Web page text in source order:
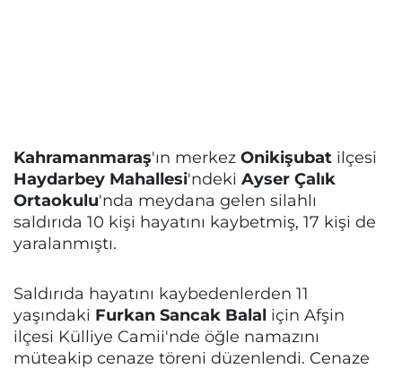
Kahramanmaraş'ın merkez Onikişubat ilçesi
Haydarbey Mahallesi'ndeki Ayser Çalık
Ortaokulu'nda meydana gelen silahlı
saldırıda 10 kişi hayatını kaybetmiş, 17 kişi de
yaralanmıştı.
Saldırıda hayatını kaybedenlerden 11
yaşındaki Furkan Sancak Balal için Afşin
ilçesi Külliye Camii'nde öğle namazını
müteakip cenaze töreni düzenlendi. Cenaze